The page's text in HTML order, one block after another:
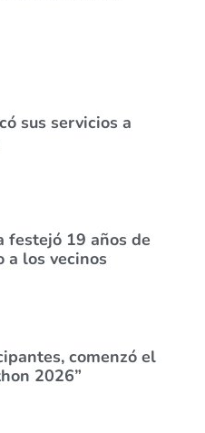
sus servicios a
festejó 19 años de
a los vecinos
comenzó el
2026”